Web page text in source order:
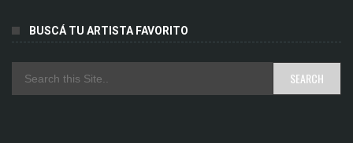
BUSCÁ TU ARTISTA FAVORITO